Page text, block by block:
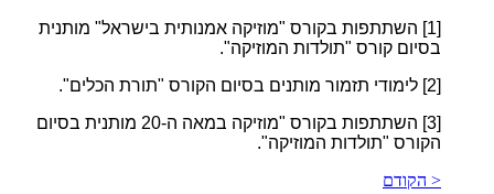
[1]
השתתפות בקורס "מוזיקה אמנותית בישראל" מותנית
בסיום קורס "תולדות המוזיקה".
[2]
לימודי תזמור מותנים בסיום הקורס "תורת הכלים".
[3]
השתתפות בקורס "מוזיקה במאה ה-20 מותנית בסיום
הקורס "תולדות המוזיקה".
< הקודם